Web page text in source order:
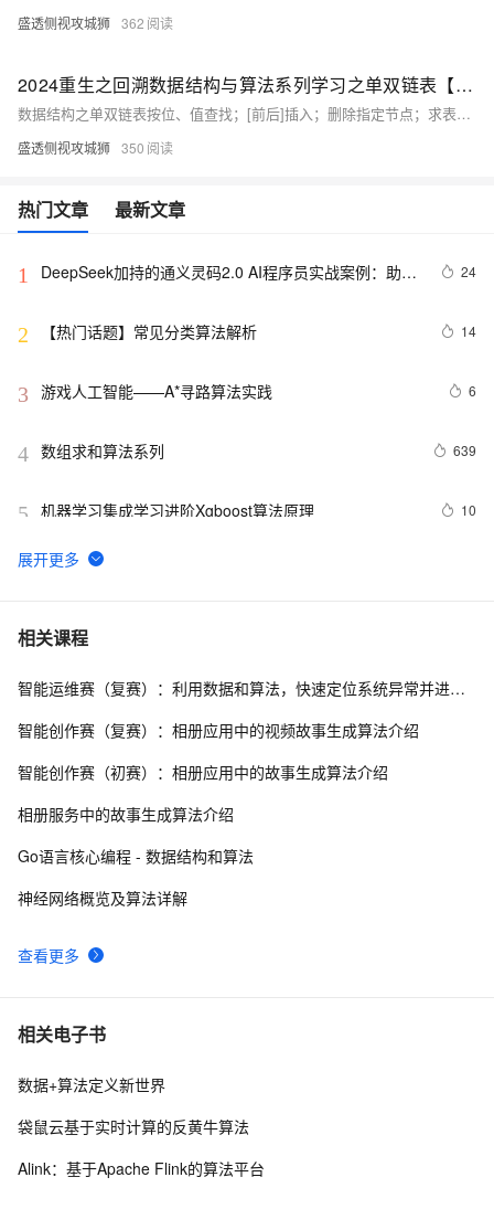
盛透侧视攻城狮 362
2024重生之回溯数据结构与算法系列学习之单双链表【无论是王道考研人还是IKUN都能包会的；不然别给我家鸽鸽丢脸好嘛？】
数据结构之单双链表按位、值查找；[前后]插入；删除指定节点；求表长、静态链表等代码及具体思路详解步骤；举例说明、注意点及常见报错问题所对应的解决方法
盛透侧视攻城狮 350
热门文章 最新文章
1
DeepSeek加持的通义灵码2.0 AI程序员实战案例：助力
24
2 【热门话题】常见分类算法解析 14
3 游戏人工智能——A*寻路算法实践 6
4 数组求和算法系列 639
5 机器学习集成学习进阶Xgboost算法原理 10
6
【滤波跟踪】基于卡尔曼滤波算法实现飞行物体运动轨迹
7 【转】算法基础（二）：栈的应用 --- 迷宫解题
8 《算法技术手册》一3.5.5 算法分析 534
10微软的22道数据结构算法面试题
相关课程
查看更多
智能运维赛（复赛）：利用数据和算法，快速定位系统异常并进行根因分析
智能创作赛（复赛）：相册应用中的视频故事生成算法介绍
智能创作赛（初赛）：相册应用中的故事生成算法介绍
相册服务中的故事生成算法介绍
Go语言核心编程 - 数据结构和算法
神经网络概览及算法详解
相关电子书
数据+算法定义新世界
袋鼠云基于实时计算的反黄牛算法
Alink：基于Apache Flink的算法平台